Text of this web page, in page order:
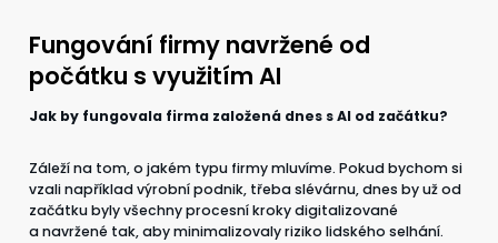
Fungování firmy navržené od
počátku s využitím AI
Jak by fungovala firma založená dnes s AI od začátku?
Záleží na tom, o jakém typu firmy mluvíme. Pokud bychom si
vzali například výrobní podnik, třeba slévárnu, dnes by už od
začátku byly všechny procesní kroky digitalizované
a navržené tak, aby minimalizovaly riziko lidského selhání.